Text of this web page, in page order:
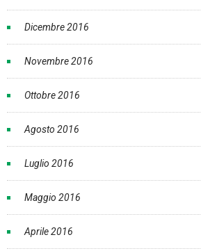
Dicembre 2016
Novembre 2016
Ottobre 2016
Agosto 2016
Luglio 2016
Maggio 2016
Aprile 2016